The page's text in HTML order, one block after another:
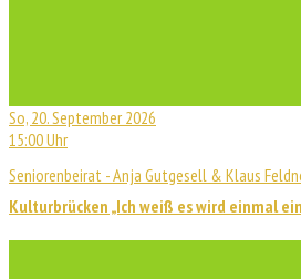
So, 20. September 2026
15:00 Uhr
Seniorenbeirat - Anja Gutgesell & Klaus
Kulturbrücken „Ich weiß es wird einmal ein